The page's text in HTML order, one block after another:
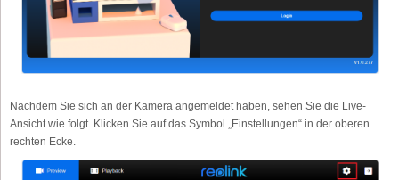
Nachdem Sie sich an der Kamera angemeldet haben, sehen Sie die Live-
Ansicht wie folgt. Klicken Sie auf das Symbol „Einstellungen“ in der oberen
rechten Ecke.